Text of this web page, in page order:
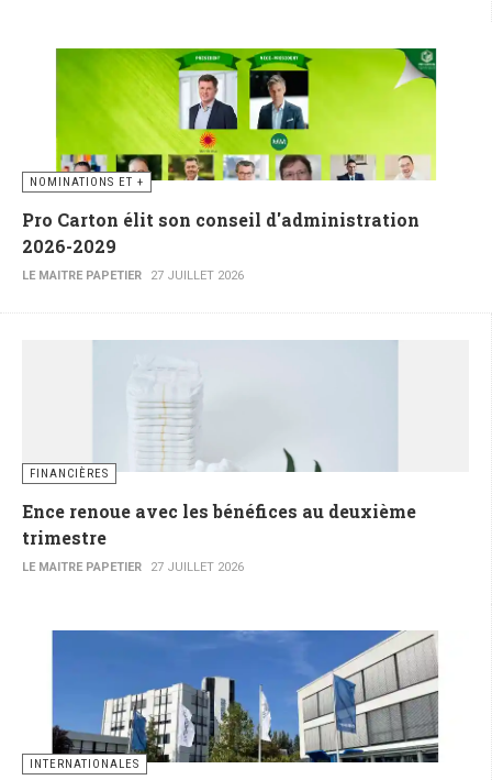
NOMINATIONS ET +
Pro Carton élit son conseil d'administration
2026-2029
LE MAITRE PAPETIER 27 JUILLET 2026
FINANCIÈRES
Ence renoue avec les bénéfices au deuxième
trimestre
LE MAITRE PAPETIER 27 JUILLET 2026
INTERNATIONALES